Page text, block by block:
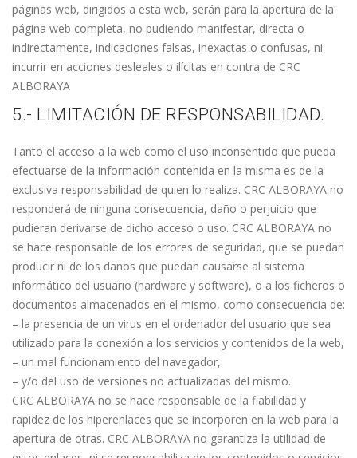
páginas web, dirigidos a esta web, serán para la apertura de la
página web completa, no pudiendo manifestar, directa o
indirectamente, indicaciones falsas, inexactas o confusas, ni
incurrir en acciones desleales o ilícitas en contra de CRC
ALBORAYA
5.- LIMITACIÓN DE RESPONSABILIDAD.
Tanto el acceso a la web como el uso inconsentido que pueda
efectuarse de la información contenida en la misma es de la
exclusiva responsabilidad de quien lo realiza. CRC ALBORAYA no
responderá de ninguna consecuencia, daño o perjuicio que
pudieran derivarse de dicho acceso o uso. CRC ALBORAYA no
se hace responsable de los errores de seguridad, que se puedan
producir ni de los daños que puedan causarse al sistema
informático del usuario (hardware y software), o a los ficheros o
documentos almacenados en el mismo, como consecuencia de:
– la presencia de un virus en el ordenador del usuario que sea
utilizado para la conexión a los servicios y contenidos de la web,
– un mal funcionamiento del navegador,
– y/o del uso de versiones no actualizadas del mismo.
CRC ALBORAYA no se hace responsable de la fiabilidad y
rapidez de los hiperenlaces que se incorporen en la web para la
apertura de otras. CRC ALBORAYA no garantiza la utilidad de